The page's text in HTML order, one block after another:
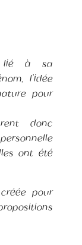
lié à sa
l’idée
pour
donc
ont été
pour